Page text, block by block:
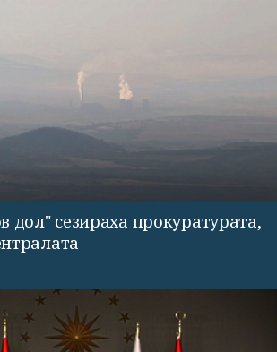
дол" сезираха прокуратурата,